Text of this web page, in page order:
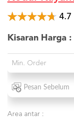
4.7
Kisaran Harga :
Min. Order
Pesan Sebelum
Area antar :